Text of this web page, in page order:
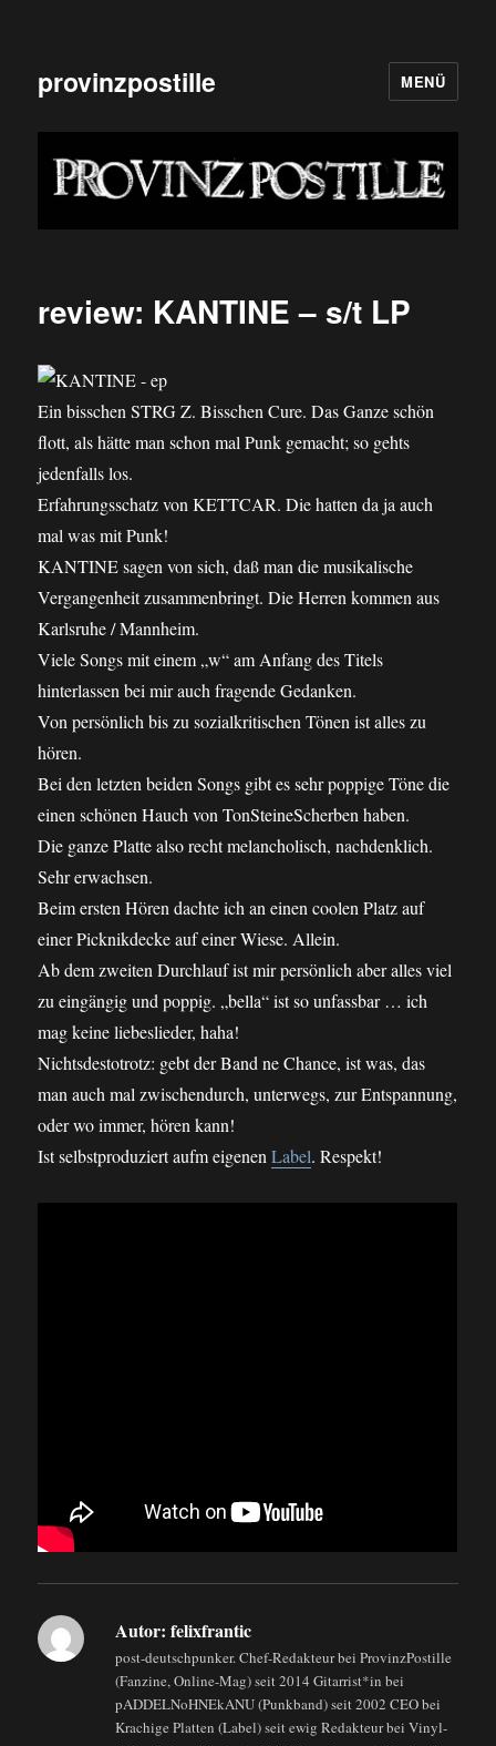
provinzpostille MENÜ
review: KANTINE – s/t LP
Ein bisschen STRG Z. Bisschen Cure. Das Ganze schön
flott, als hätte man schon mal Punk gemacht; so gehts
jedenfalls los.
Erfahrungsschatz von KETTCAR. Die hatten da ja auch
mal was mit Punk!
KANTINE sagen von sich, daß man die musikalische
Vergangenheit zusammenbringt. Die Herren kommen aus
Karlsruhe / Mannheim.
Viele Songs mit einem „w“ am Anfang des Titels
hinterlassen bei mir auch fragende Gedanken.
Von persönlich bis zu sozialkritischen Tönen ist alles zu
hören.
Bei den letzten beiden Songs gibt es sehr poppige Töne die
einen schönen Hauch von TonSteineScherben haben.
Die ganze Platte also recht melancholisch, nachdenklich.
Sehr erwachsen.
Beim ersten Hören dachte ich an einen coolen Platz auf
einer Picknikdecke auf einer Wiese. Allein.
Ab dem zweiten Durchlauf ist mir persönlich aber alles viel
zu eingängig und poppig. „bella“ ist so unfassbar … ich
mag keine liebeslieder, haha!
Nichtsdestotrotz: gebt der Band ne Chance, ist was, das
man auch mal zwischendurch, unterwegs, zur Entspannung,
oder wo immer, hören kann!
Ist selbstproduziert aufm eigenenLabel. Respekt!
Autor: felixfrantic
post-deutschpunker. Chef-Redakteur bei ProvinzPostille
(Fanzine, Online-Mag) seit 2014 Gitarrist*in bei
pADDELNoHNEkANU (Punkband) seit 2002 CEO bei
Krachige Platten (Label) seit ewig Redakteur bei Vinyl-